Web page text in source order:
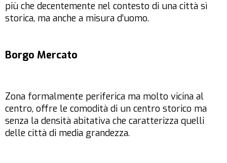
più che decentemente nel contesto di una città sì
storica, ma anche a misura d’uomo.
Borgo Mercato
Zona formalmente periferica ma molto vicina al
centro, offre le comodità di un centro storico ma
senza la densità abitativa che caratterizza quelli
delle città di media grandezza.